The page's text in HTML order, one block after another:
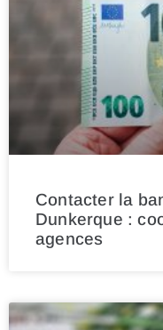
Contacter la
Dunkerque :
agences